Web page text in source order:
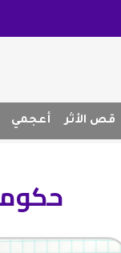
قص الأثر أعجمي